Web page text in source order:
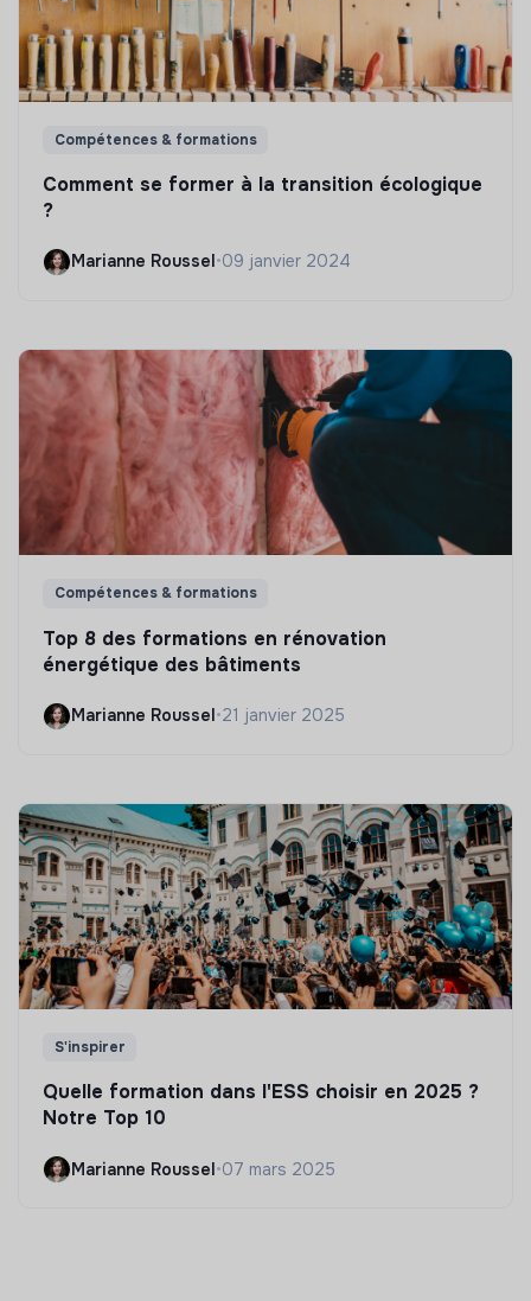
Compétences & formations
Comment se former à la transition écologique
?
Marianne Roussel •09 janvier 2024
Compétences & formations
Top 8 des formations en rénovation
énergétique des bâtiments
Marianne Roussel•21 janvier 2025
S'inspirer
Quelle formation dans l'ESS choisir en 2025 ?
Notre Top 10
Marianne Roussel•07 mars 2025